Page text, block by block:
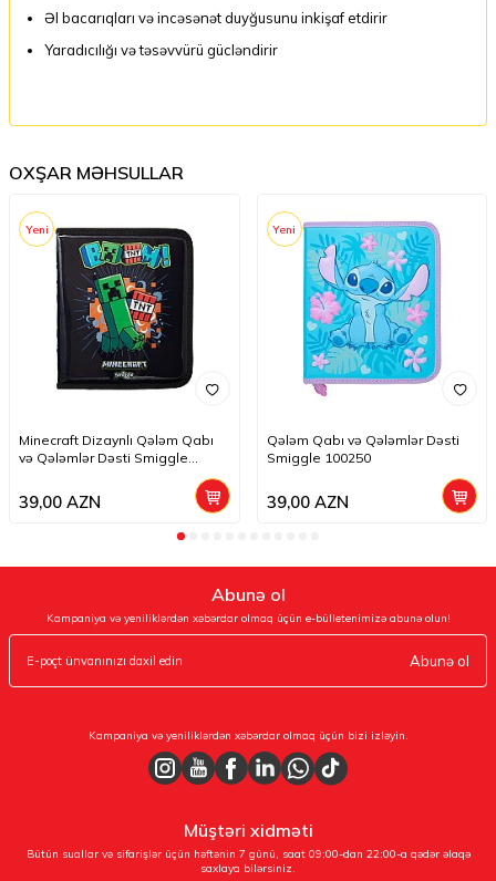
Əl bacarıqları və incəsənət duyğusunu inkişaf etdirir
Yaradıcılığı və təsəvvürü gücləndirir
OXŞAR MƏHSULLAR
Yeni
Minecraft Dizaynlı Qələm Qabı
və Qələmlər Dəsti Smiggle
39,00 AZN
Yeni
Qələm Qabı və Qələmlər Dəsti
Smiggle 100250
39,00AZN
Abunə ol
Kampaniya və yeniliklərdən xəbərdar olmaq üçün e-bülletenimizə abunə olun!
Abunə ol
Kampaniya və yeniliklərdən xəbərdar olmaq üçün bizi izləyin.
Müştəri xidməti
Bütün suallar və sifarişlər üçün həftənin 7 günü, saat 09:00-dan 22:00-a qədər əlaqə
saxlaya bilərsiniz.